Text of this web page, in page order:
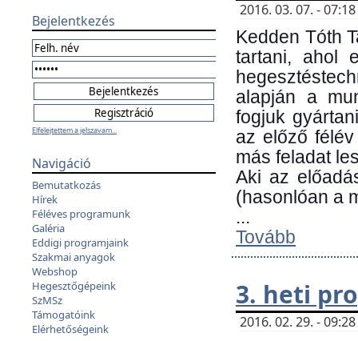
Bejelentkezés
Elfelejtettem a jelszavam...
Navigáció
Bemutatkozás
Hírek
Féléves programunk
Galéria
Eddigi programjaink
Szakmai anyagok
Webshop
Hegesztőgépeink
SzMSz
Támogatóink
Elérhetőségeink
2016. 03. 07. -
Kedden Tóth
tartani, ahol
alapján a
fogjuk
az előző
más feladat
Aki az
(hasonlóan a
...
Tovább
3. heti
2016. 02. 29. -